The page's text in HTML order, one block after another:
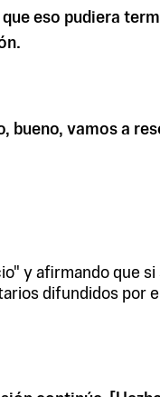
eso pudiera
bueno, vamos a
y afirmando que
difundidos por